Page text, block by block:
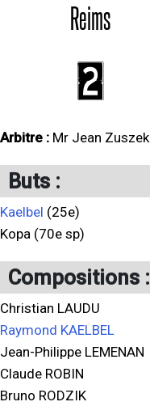
Reims
2
Arbitre : Mr Jean Zuszek
Buts :
Kaelbel (25e)
Kopa (70e sp)
Compositions :
Christian LAUDU
Raymond KAELBEL
Jean-Philippe LEMENAN
Claude ROBIN
Bruno RODZIK